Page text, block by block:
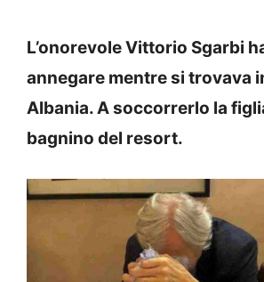
L’onorevole Vittorio Sgarbi
annegare mentre si trovava
Albania. A soccorrerlo la
bagnino del resort.